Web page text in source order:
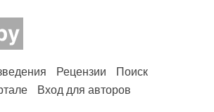
Рецензии
Поиск
Вход для авторов